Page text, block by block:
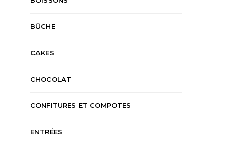
BÛCHE
CAKES
CHOCOLAT
CONFITURES ET COMPOTES
ENTRÉES